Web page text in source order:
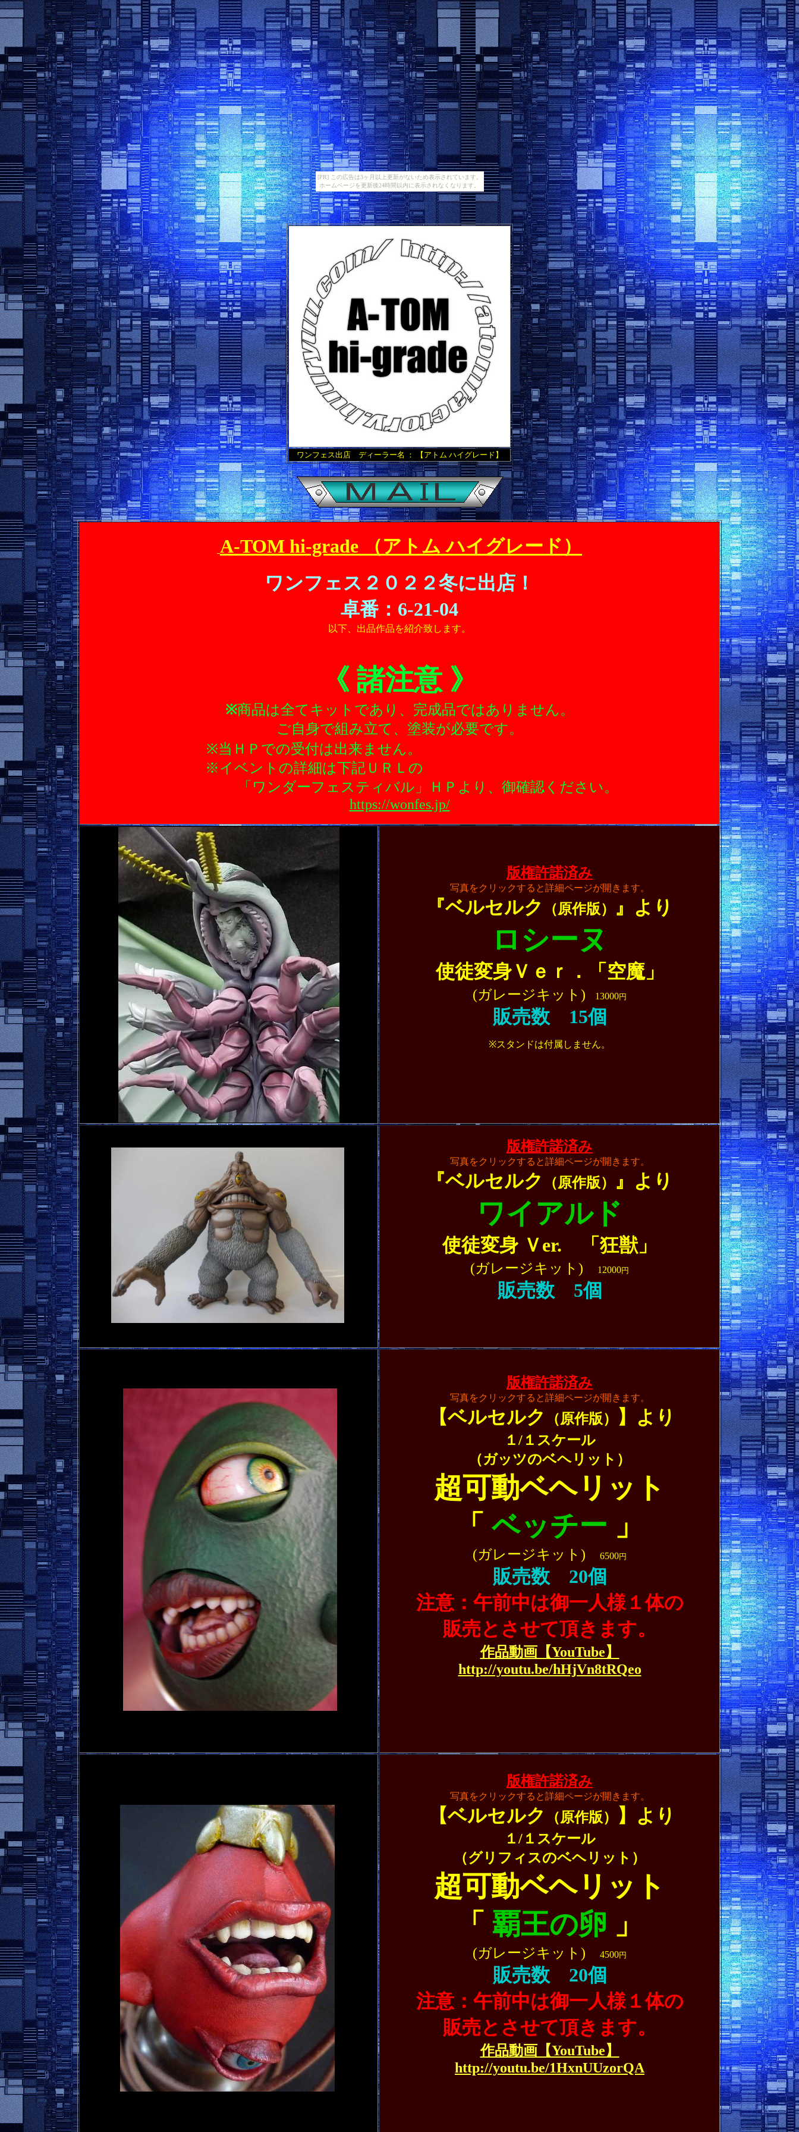
[PR] この広告は3ヶ月以上更新がないため表示されています。
ホームページを更新後24時間以内に表示されなくなります。
ワンフェス出店 ディーラー名 ： 【アトム ハイグレード】
A-TOM hi-grade （アトム ハイグレード）
ワンフェス２０２２冬に出店！
卓番：6-21-04
以下、出品作品を紹介致します。
《 諸注意 》
※商品は全てキットであり、完成品ではありません。
ご自身で組み立て、塗装が必要です。
※当ＨＰでの受付は出来ません。
※イベントの詳細は下記ＵＲＬの
「ワンダーフェスティバル」ＨＰより、 御確認ください。
https://wonfes.jp/
版権許諾済み
写真をクリックすると詳細ページが開きます。
『ベルセルク （原作版） 』より
ロシーヌ
使徒変身Ｖｅｒ．「空魔」
(ガレージキット) 13000円
販売数 15個
※スタンドは付属しません。
版権許諾済み
写真をクリックすると詳細ページが開きます。
『ベルセルク （原作版） 』より
ワイアルド
使徒変身 Ｖer. 「狂獣」
(ガレージキット) 12000円
販売数 5個
版権許諾済み
写真をクリックすると詳細ページが開きます。
【ベルセルク （原作版） 】より
１/１スケール
（ガッツのベヘリット）
超可動ベヘリット
「 ベッチー 」
(ガレージキット) 6500円
販売数 20個
注意：午前中は御一人様１体の
販売とさせて頂きます。
作品動画【YouTube】
http://youtu.be/hHjVn8tRQeo
版権許諾済み
写真をクリックすると詳細ページが開きます。
【ベルセルク （原作版） 】より
１/１スケール
（グリフィスのベヘリット）
超可動ベヘリット
「 覇王の卵 」
(ガレージキット) 4500円
販売数 20個
注意：午前中は御一人様１体の
販売とさせて頂きます。
作品動画【YouTube】
http://youtu.be/1HxnUUzorQA